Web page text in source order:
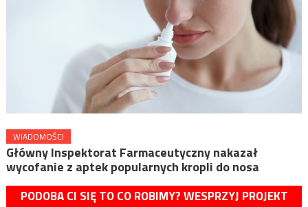
WIADOMOŚCI
Główny Inspektorat Farmaceutyczny nakazał
wycofanie z aptek popularnych kropli do nosa
PODOBA CI SIĘ TO CO ROBIMY? WESPRZYJ PROJEKT